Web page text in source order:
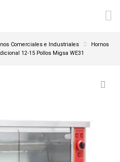
Comerciales e Industriales
Hornos
12-15 Pollos Migsa WE31